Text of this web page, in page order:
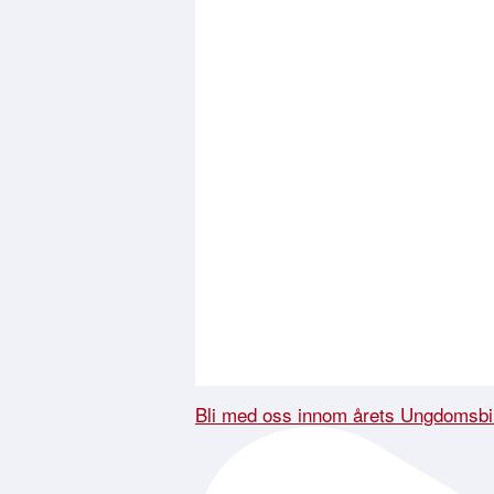
Bli med oss innom årets